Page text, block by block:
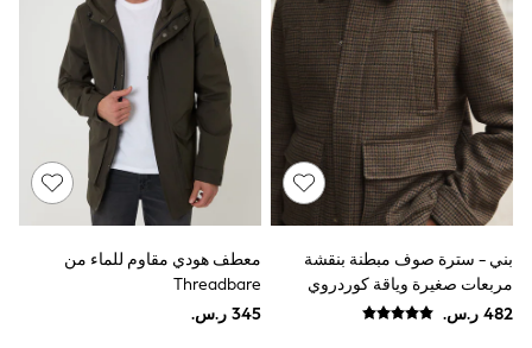
Joggers
adidas
Nike
All Girls Schoolwear
Shoes
Dresses
Trousers
Skirts
Shirts
Polo Shirts
Sweatshirts
Cardigans
Coats & Jackets
Underwear
بني - سترة صوف مبطنة بنقشة
مربعات صغيرة وياقة كوردروي
معطف هودي مقاوم للماء من
Threadbare